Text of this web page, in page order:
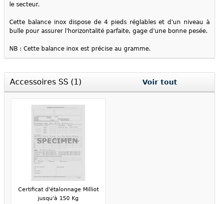
le secteur.
Cette balance inox dispose de 4 pieds réglables et d'un niveau à
bulle pour assurer l'horizontalité parfaite, gage d'une bonne pesée.
NB : Cette balance inox est précise au gramme.
Accessoires SS (1) Voir tout
Certificat d'étalonnage Milliot
jusqu'à 150 Kg